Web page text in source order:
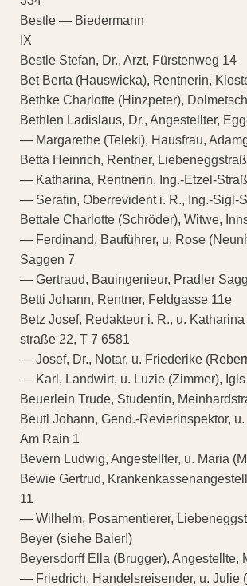
Bestle — Biedermann
IX
Bestle Stefan, Dr., Arzt, Fürstenweg 14
Bet Berta (Hauswicka), Rentnerin,
Bethke Charlotte (Hinzpeter),
Bethlen Ladislaus, Dr., Angestellter,
— Margarethe (Teleki), Hausfrau,
Betta Heinrich, Rentner,
— Katharina, Rentnerin, Ing.-Etzel-
— Serafin, Oberrevident i. R., Ing.-Sigl-
Bettale Charlotte (Schröder), Witwe,
— Ferdinand, Bauführer, u. Rose
Saggen 7
— Gertraud, Bauingenieur, Pradler
Betti Johann, Rentner, Feldgasse 11e
Betz Josef, Redakteur i. R., u.
straße 22, T 7 6581
— Josef, Dr., Notar, u. Friederike
— Karl, Landwirt, u. Luzie (Zimmer),
Beuerlein Trude, Studentin,
Beutl Johann, Gend.-Revierinspektor,
Am Rain 1
Bevern Ludwig, Angestellter, u. Maria
Bewie Gertrud,
11
— Wilhelm, Posamentierer,
Beyer (siehe Baier!)
Beyersdorff Ella (Brugger), Angestellte,
— Friedrich, Handelsreisender, u. Julie